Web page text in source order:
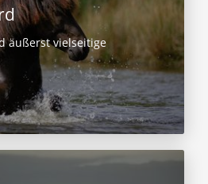
äußerst vielseitige